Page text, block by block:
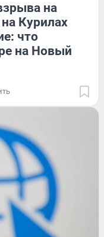
на
Курилах
что
на Новый